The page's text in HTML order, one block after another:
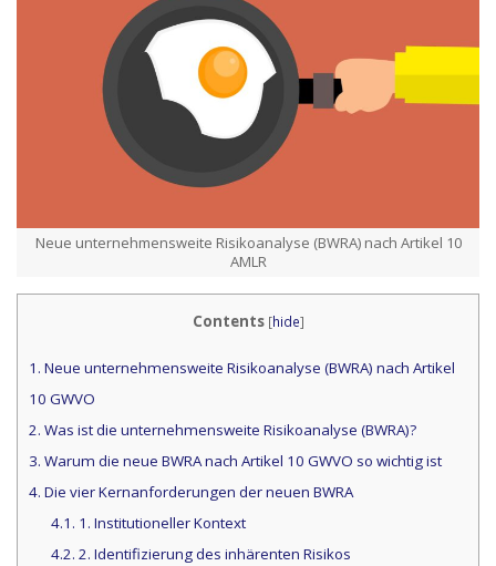
Neue unternehmensweite Risikoanalyse (BWRA) nach Artikel 10
AMLR
Contents [hide]
1. Neue unternehmensweite Risikoanalyse (BWRA) nach Artikel
10 GWVO
2. Was ist die unternehmensweite Risikoanalyse (BWRA)?
3. Warum die neue BWRA nach Artikel 10 GWVO so wichtig ist
4. Die vier Kernanforderungen der neuen BWRA
4.1. 1. Institutioneller Kontext
4.2. 2. Identifizierung des inhärenten Risikos